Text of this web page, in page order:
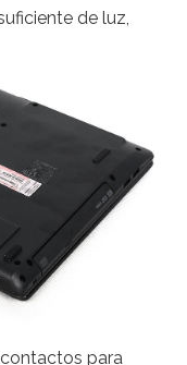
de luz,
para